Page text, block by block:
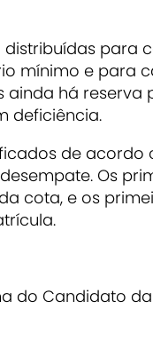
distribuídas para
mínimo e para
ainda há
deficiência.
de acordo
Os
cota, e os
do Candidato da